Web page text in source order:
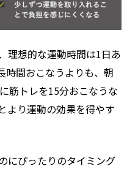
理想的な運動時間は1日あ
時間おこなうよりも、朝
筋トレを15分おこなうな
より運動の効果を得やす
にぴったりのタイミング